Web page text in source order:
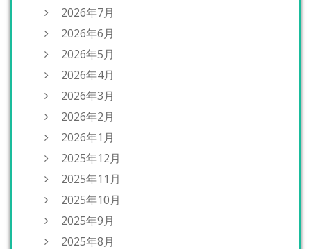
2026年7月
2026年6月
2026年5月
2026年4月
2026年3月
2026年2月
2026年1月
2025年12月
2025年11月
2025年10月
2025年9月
2025年8月